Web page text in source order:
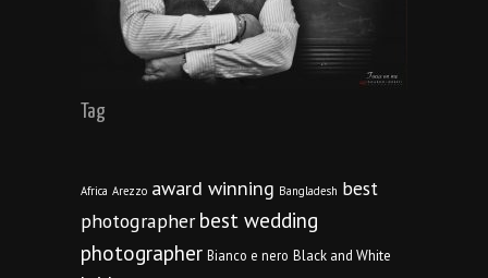
Tag
Africa Arezzo award winning Bangladesh best
photographer best wedding
photographer Bianco e nero Black and White